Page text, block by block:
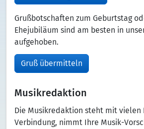
Grußbotschaften zum Geburtstag
Ehejubiläum sind am besten in
aufgehoben.
Gruß übermitteln
Musikredaktion
Die Musikredaktion steht mit
Verbindung, nimmt Ihre Musik-